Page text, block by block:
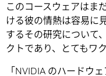
このコースウェアはま
ける彼の情熱は容易に
するその研究について
クトであり、とてもワ
「NVIDIA のハードウ